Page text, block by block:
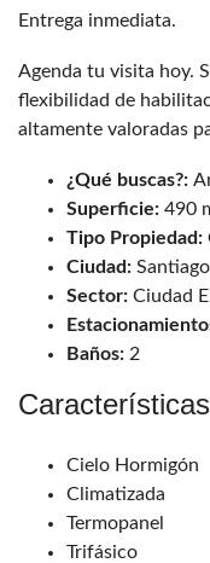
Entrega inmediata.
Agenda tu visita hoy.
flexibilidad de
altamente valoradas
¿Qué buscas?:
Superficie: 490
Tipo Propiedad:
Ciudad: Santiago
Sector: Ciudad
Baños: 2
Características
Cielo Hormigón
Climatizada
Termopanel
Trifásico